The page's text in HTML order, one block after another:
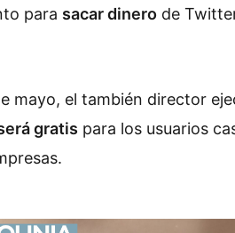
para sacar dinero de
mayo, el también director
gratis para los usuarios